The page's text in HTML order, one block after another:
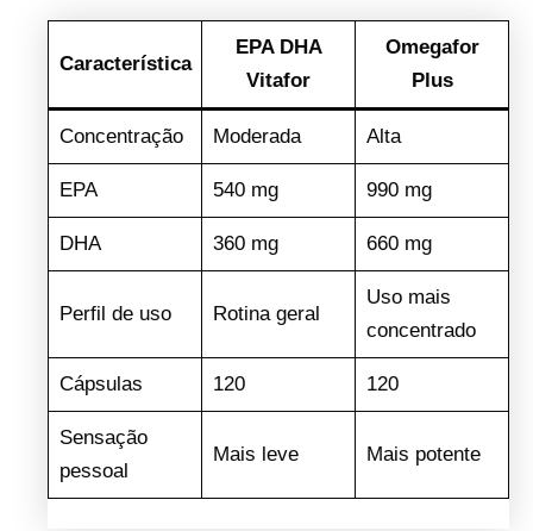
Característica
EPA DHA
Vitafor
Omegafor
Plus
Concentração Moderada Alta
EPA 540 mg 990 mg
DHA 360 mg 660 mg
Perfil de uso Rotina geral
Uso mais
concentrado
Cápsulas 120 120
Sensação
pessoal
Mais leve Mais potente